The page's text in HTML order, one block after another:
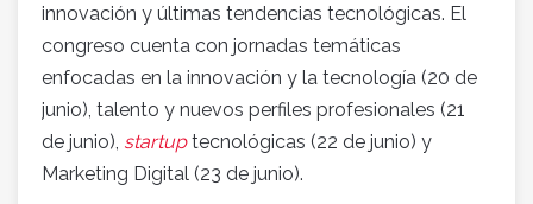
innovación y últimas tendencias tecnológicas. El
congreso cuenta con jornadas temáticas
enfocadas en la innovación y la tecnología (20 de
junio), talento y nuevos perfiles profesionales (21
de junio), startuptecnológicas (22 de junio) y
Marketing Digital (23 de junio).